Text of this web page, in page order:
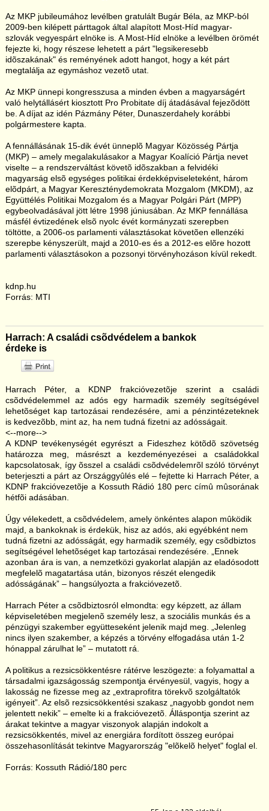
Az MKP jubileumához levélben gratulált Bugár Béla, az MKP-ból
2009-ben kilépett párttagok által alapított Most-Híd magyar-
szlovák vegyespárt elnöke is. A Most-Híd elnöke a levélben örömét
fejezte ki, hogy részese lehetett a párt "legsikeresebb
idõszakának" és reményének adott hangot, hogy a két párt
megtalálja az egymáshoz vezetõ utat.
Az MKP ünnepi kongresszusa a minden évben a magyarságért
való helytállásért kiosztott Pro Probitate díj átadásával fejezõdött
be. A díjat az idén Pázmány Péter, Dunaszerdahely korábbi
polgármestere kapta.
A fennállásának 15-dik évét ünneplõ Magyar Közösség Pártja
(MKP) – amely megalakulásakor a Magyar Koalíció Pártja nevet
viselte – a rendszerváltást követõ idõszakban a felvidéki
magyarság elsõ egységes politikai érdekképviseleteként, három
elõdpárt, a Magyar Kereszténydemokrata Mozgalom (MKDM), az
Együttélés Politikai Mozgalom és a Magyar Polgári Párt (MPP)
egybeolvadásával jött létre 1998 júniusában. Az MKP fennállása
másfél évtizedének elsõ nyolc évét kormányzati szerepben
töltötte, a 2006-os parlamenti választásokat követõen ellenzéki
szerepbe kényszerült, majd a 2010-es és a 2012-es elõre hozott
parlamenti választásokon a pozsonyi törvényhozáson kívül rekedt.
kdnp.hu
Forrás: MTI
Harrach: A családi csõdvédelem a bankok
érdeke is
Harrach Péter, a KDNP frakcióvezetõje szerint a családi
csõdvédelemmel az adós egy harmadik személy segítségével
lehetõséget kap tartozásai rendezésére, ami a pénzintézeteknek
is kedvezõbb, mint az, ha nem tudná fizetni az adósságait.
<--more-->
A KDNP tevékenységét egyrészt a Fideszhez kötõdõ szövetség
határozza meg, másrészt a kezdeményezései a családokkal
kapcsolatosak, így õsszel a családi csõdvédelemrõl szóló törvényt
beterjeszti a párt az Országgyûlés elé – fejtette ki Harrach Péter, a
KDNP frakcióvezetõje a Kossuth Rádió 180 perc címû mûsorának
hétfõi adásában.
Úgy vélekedett, a csõdvédelem, amely önkéntes alapon mûködik
majd, a bankoknak is érdekük, hisz az adós, aki egyébként nem
tudná fizetni az adósságát, egy harmadik személy, egy csõdbiztos
segítségével lehetõséget kap tartozásai rendezésére. „Ennek
azonban ára is van, a nemzetközi gyakorlat alapján az eladósodott
megfelelõ magatartása után, bizonyos részét elengedik
adósságának” – hangsúlyozta a frakcióvezetõ.
Harrach Péter a csõdbiztosról elmondta: egy képzett, az állam
képviseletében megjelenõ személy lesz, a szociális munkás és a
pénzügyi szakember együtteseként jelenik majd meg. „Jelenleg
nincs ilyen szakember, a képzés a törvény elfogadása után 1-2
hónappal zárulhat le” – mutatott rá.
A politikus a rezsicsökkentésre rátérve leszögezte: a folyamattal a
társadalmi igazságosság szempontja érvényesül, vagyis, hogy a
lakosság ne fizesse meg az „extraprofitra törekvõ szolgáltatók
igényeit”. Az elsõ rezsicsökkentési szakasz „nagyobb gondot nem
jelentett nekik” – emelte ki a frakcióvezetõ. Álláspontja szerint az
árakat tekintve a magyar viszonyok alapján indokolt a
rezsicsökkentés, mivel az energiára fordított összeg európai
összehasonlítását tekintve Magyarország "elõkelõ helyet" foglal el.
Forrás: Kossuth Rádió/180 perc